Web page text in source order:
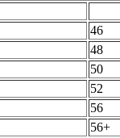
46
48
50
52
56
56+